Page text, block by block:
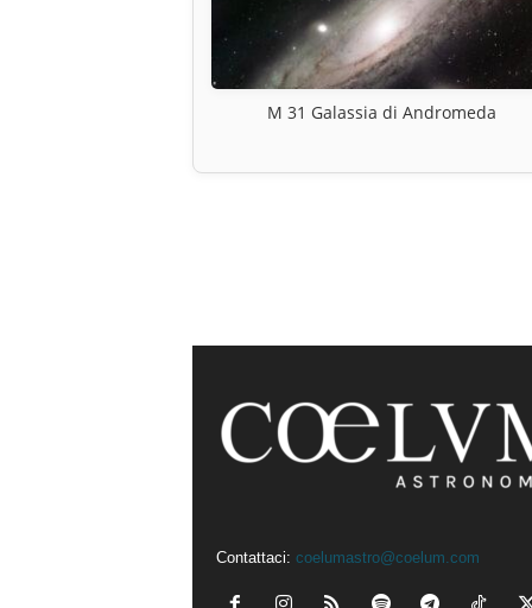
M 31 Galassia di Andromeda
Contattaci: coelumastro@coelum.com